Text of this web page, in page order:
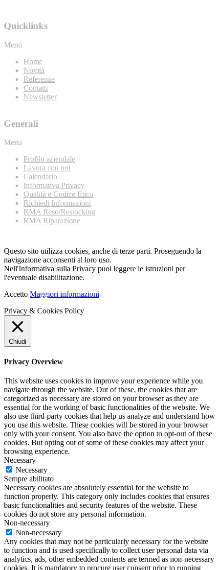
Quicklinks
Menu
Home
Novità
Referenze
Contatti
Newsletter
Generali
Menu
Profilo aziendale
Lavora con noi
Calendario
Informativa Privacy
Qualità e Codice Etico
Richiedi Informazioni
RMA Reso/Restocking
RMA Riparazione
Questo sito utilizza cookies, anche di terze parti. Proseguendo la
navigazione acconsenti al loro uso.
Nell'Informativa sulla Privacy puoi leggere le istruzioni per
l'eventuale disabilitazione.
Accetto Maggiori informazioni
Privacy & Cookies Policy
Chiudi
Privacy Overview
This website uses cookies to improve your experience while you
navigate through the website. Out of these, the cookies that are
categorized as necessary are stored on your browser as they are
essential for the working of basic functionalities of the website. We
also use third-party cookies that help us analyze and understand how
you use this website. These cookies will be stored in your browser
only with your consent. You also have the option to opt-out of these
cookies. But opting out of some of these cookies may affect your
browsing experience.
Necessary
Necessary
Sempre abilitato
Necessary cookies are absolutely essential for the website to
function properly. This category only includes cookies that ensures
basic functionalities and security features of the website. These
cookies do not store any personal information.
Non-necessary
Non-necessary
Any cookies that may not be particularly necessary for the website
to function and is used specifically to collect user personal data via
analytics, ads, other embedded contents are termed as non-necessary
cookies. It is mandatory to procure user consent prior to running